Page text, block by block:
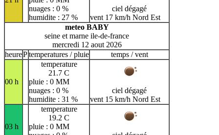
nuages : 0 %
humidite : 27 %
ciel dégagé
vent 17 km/h Nord Est
meteo BABY
seine et marne ile-de-france
mercredi 12 aout 2026
heurePtemperatures / pluie temps / vent
00 h
temperature
21.7 C
pluie : 0 MM
nuages : 0 %
humidite : 31 %
ciel dégagé
vent 15 km/h Nord Est
03 h
temperature
19.2 C
pluie : 0 MM